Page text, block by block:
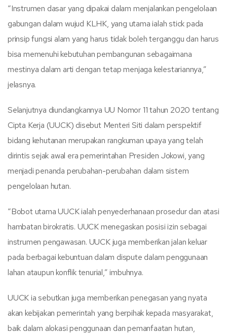
“Instrumen dasar yang dipakai dalam menjalankan pengelolaan
gabungan dalam wujud KLHK, yang utama ialah stick pada
prinsip fungsi alam yang harus tidak boleh terganggu dan harus
bisa memenuhi kebutuhan pembangunan sebagaimana
mestinya dalam arti dengan tetap menjaga kelestariannya,”
jelasnya.
Selanjutnya diundangkannya UU Nomor 11 tahun 2020 tentang
Cipta Kerja (UUCK) disebut Menteri Siti dalam perspektif
bidang kehutanan merupakan rangkuman upaya yang telah
dirintis sejak awal era pemerintahan Presiden Jokowi, yang
menjadi penanda perubahan-perubahan dalam sistem
pengelolaan hutan.
“Bobot utama UUCK ialah penyederhanaan prosedur dan atasi
hambatan birokratis. UUCK menegaskan posisi izin sebagai
instrumen pengawasan. UUCK juga memberikan jalan keluar
pada berbagai kebuntuan dalam dispute dalam penggunaan
lahan ataupun konflik tenurial,” imbuhnya.
UUCK ia sebutkan juga memberikan penegasan yang nyata
akan kebijakan pemerintah yang berpihak kepada masyarakat,
baik dalam alokasi penggunaan dan pemanfaatan hutan,